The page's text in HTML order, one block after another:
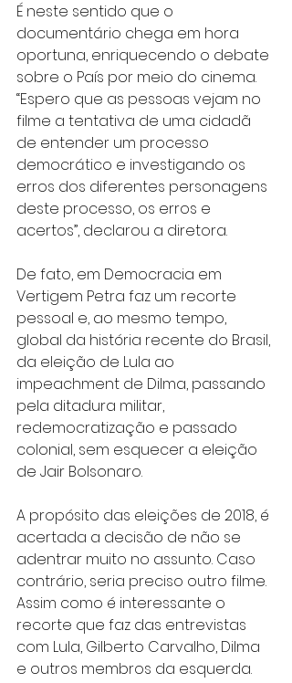
É neste sentido que o
documentário chega em hora
oportuna, enriquecendo o debate
sobre o País por meio do cinema.
“Espero que as pessoas vejam no
filme a tentativa de uma cidadã
de entender um processo
democrático e investigando os
erros dos diferentes personagens
deste processo, os erros e
acertos”, declarou a diretora.
De fato, em Democracia em
Vertigem Petra faz um recorte
pessoal e, ao mesmo tempo,
global da história recente do Brasil,
da eleição de Lula ao
impeachment de Dilma, passando
pela ditadura militar,
redemocratização e passado
colonial, sem esquecer a eleição
de Jair Bolsonaro.
A propósito das eleições de 2018, é
acertada a decisão de não se
adentrar muito no assunto. Caso
contrário, seria preciso outro filme.
Assim como é interessante o
recorte que faz das entrevistas
com Lula, Gilberto Carvalho, Dilma
e outros membros da esquerda.